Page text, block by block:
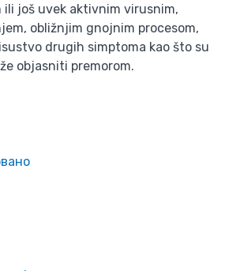
još uvek aktivnim virusnim,
obližnjim gnojnim procesom,
drugih simptoma kao što su
objasniti premorom.